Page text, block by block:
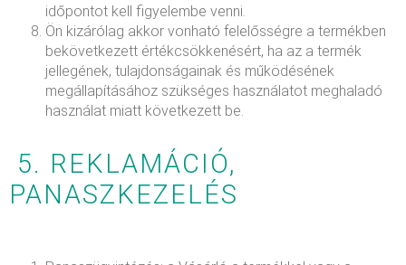
időpontot kell figyelembe venni.
Ön kizárólag akkor vonható felelősségre a termékben
bekövetkezett értékcsökkenésért, ha az a termék
jellegének, tulajdonságainak és működésének
megállapításához szükséges használatot meghaladó
használat miatt következett be.
5. REKLAMÁCIÓ,
PANASZKEZELÉS